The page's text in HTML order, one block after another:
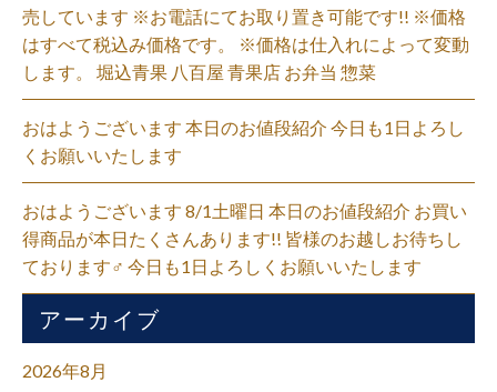
売しています ※お電話にてお取り置き可能です!! ※価格
はすべて税込み価格です。 ※価格は仕入れによって変動
します。 堀込青果 八百屋 青果店 お弁当 惣菜
おはようございます 本日のお値段紹介 今日も1日よろし
くお願いいたします
おはようございます 8/1土曜日 本日のお値段紹介 お買い
得商品が本日たくさんあります!! 皆様のお越しお待ちし
ております‍♂️ 今日も1日よろしくお願いいたします
アーカイブ
2026年8月